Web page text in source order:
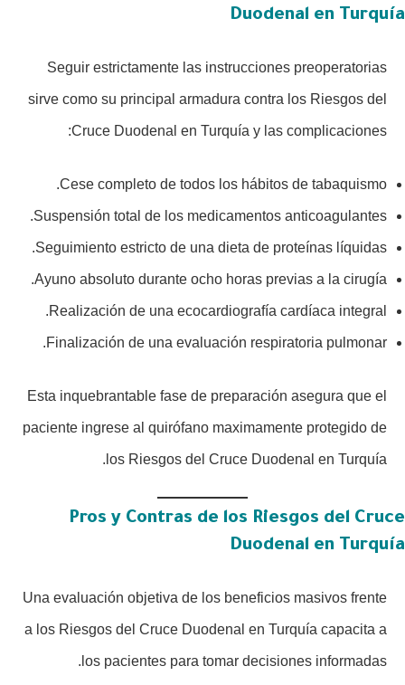
Duodenal en Turquía
Seguir estrictamente las instrucciones preoperatorias
sirve como su principal armadura contra los Riesgos del
Cruce Duodenal en Turquía y las complicaciones:
Cese completo de todos los hábitos de tabaquismo.
Suspensión total de los medicamentos anticoagulantes.
Seguimiento estricto de una dieta de proteínas líquidas.
Ayuno absoluto durante ocho horas previas a la cirugía.
Realización de una ecocardiografía cardíaca integral.
Finalización de una evaluación respiratoria pulmonar.
Esta inquebrantable fase de preparación asegura que el
paciente ingrese al quirófano maximamente protegido de
los Riesgos del Cruce Duodenal en Turquía.
Pros y Contras de los Riesgos del Cruce
Duodenal en Turquía
Una evaluación objetiva de los beneficios masivos frente
a los Riesgos del Cruce Duodenal en Turquía capacita a
los pacientes para tomar decisiones informadas.